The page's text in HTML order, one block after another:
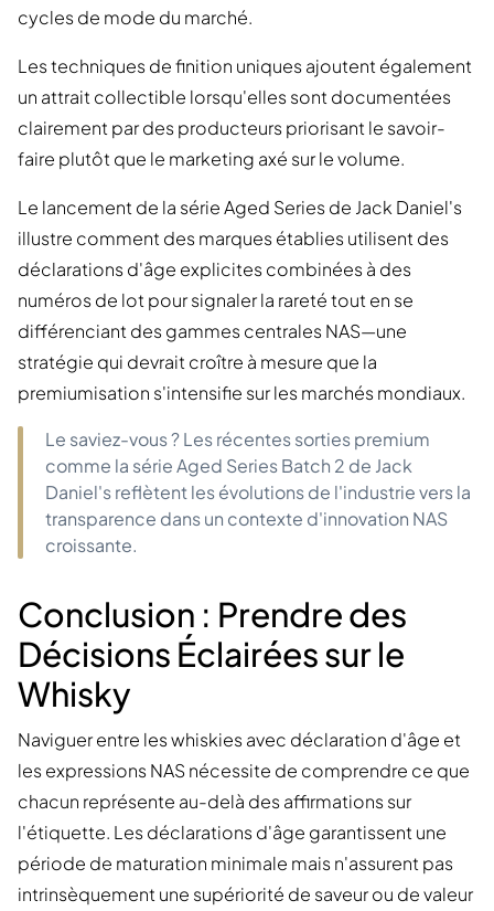
cycles de mode du marché.
Les techniques de finition uniques ajoutent également
un attrait collectible lorsqu'elles sont documentées
clairement par des producteurs priorisant le savoir-
faire plutôt que le marketing axé sur le volume.
Le lancement de la série Aged Series de Jack Daniel's
illustre comment des marques établies utilisent des
déclarations d'âge explicites combinées à des
numéros de lot pour signaler la rareté tout en se
différenciant des gammes centrales NAS—une
stratégie qui devrait croître à mesure que la
premiumisation s'intensifie sur les marchés mondiaux.
Le saviez-vous ? Les récentes sorties premium
comme la série Aged Series Batch 2 de Jack
Daniel's reflètent les évolutions de l'industrie vers la
transparence dans un contexte d'innovation NAS
croissante.
Conclusion : Prendre des
Décisions Éclairées sur le
Whisky
Naviguer entre les whiskies avec déclaration d'âge et
les expressions NAS nécessite de comprendre ce que
chacun représente au-delà des affirmations sur
l'étiquette. Les déclarations d'âge garantissent une
période de maturation minimale mais n'assurent pas
intrinsèquement une supériorité de saveur ou de valeur